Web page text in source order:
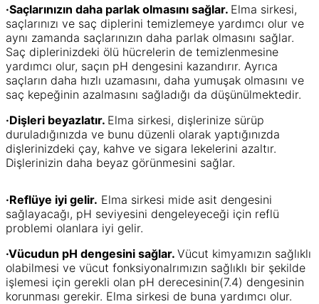
·Saçlarınızın daha parlak olmasını sağlar. Elma sirkesi,
saçlarınızı ve saç diplerini temizlemeye yardımcı olur ve
aynı zamanda saçlarınızın daha parlak olmasını sağlar.
Saç diplerinizdeki ölü hücrelerin de temizlenmesine
yardımcı olur, saçın pH dengesini kazandırır. Ayrıca
saçların daha hızlı uzamasını, daha yumuşak olmasını ve
saç kepeğinin azalmasını sağladığı da düşünülmektedir.
·Dişleri beyazlatır. Elma sirkesi, dişlerinize sürüp
duruladığınızda ve bunu düzenli olarak yaptığınızda
dişlerinizdeki çay, kahve ve sigara lekelerini azaltır.
Dişlerinizin daha beyaz görünmesini sağlar.
·Reflüye iyi gelir. Elma sirkesi mide asit dengesini
sağlayacağı, pH seviyesini dengeleyeceği için reflü
problemi olanlara iyi gelir.
·Vücudun pH dengesini sağlar. Vücut kimyamızın sağlıklı
olabilmesi ve vücut fonksiyonalrımızın sağlıklı bir şekilde
işlemesi için gerekli olan pH derecesinin(7.4) dengesinin
korunması gerekir. Elma sirkesi de buna yardımcı olur.